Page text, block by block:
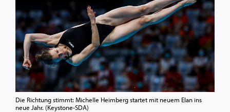
Die Richtung stimmt: Michelle Heimberg startet mit neuem Elan ins
neue Jahr. (Keystone-SDA)